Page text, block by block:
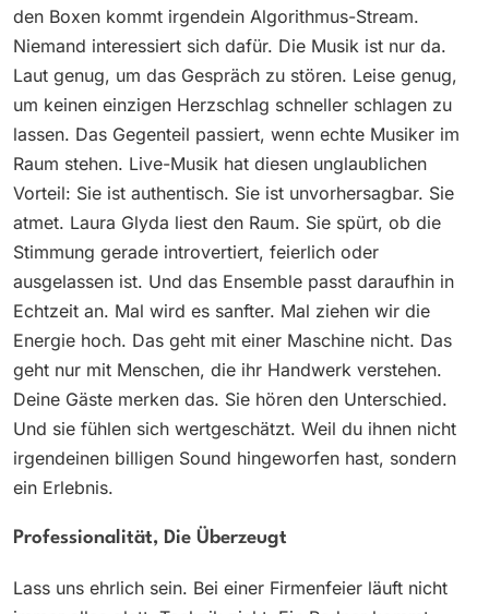
den Boxen kommt irgendein Algorithmus-Stream.
Niemand interessiert sich dafür. Die Musik ist nur da.
Laut genug, um das Gespräch zu stören. Leise genug,
um keinen einzigen Herzschlag schneller schlagen zu
lassen. Das Gegenteil passiert, wenn echte Musiker im
Raum stehen. Live-Musik hat diesen unglaublichen
Vorteil: Sie ist authentisch. Sie ist unvorhersagbar. Sie
atmet. Laura Glyda liest den Raum. Sie spürt, ob die
Stimmung gerade introvertiert, feierlich oder
ausgelassen ist. Und das Ensemble passt daraufhin in
Echtzeit an. Mal wird es sanfter. Mal ziehen wir die
Energie hoch. Das geht mit einer Maschine nicht. Das
geht nur mit Menschen, die ihr Handwerk verstehen.
Deine Gäste merken das. Sie hören den Unterschied.
Und sie fühlen sich wertgeschätzt. Weil du ihnen nicht
irgendeinen billigen Sound hingeworfen hast, sondern
ein Erlebnis.
Professionalität, Die Überzeugt
Lass uns ehrlich sein. Bei einer Firmenfeier läuft nicht